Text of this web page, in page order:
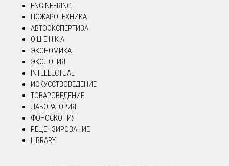
ENGINEERING
ПОЖАРОТЕХНИКА
АВТОЭКСПЕРТИЗА
О Ц Е Н К А
ЭКОНОМИКА
ЭКОЛОГИЯ
INTELLECTUAL
ИСКУССТВОВЕДЕНИЕ
ТОВАРОВЕДЕНИЕ
ЛАБОРАТОРИЯ
ФОНОСКОПИЯ
РЕЦЕНЗИРОВАНИЕ
LIBRARY